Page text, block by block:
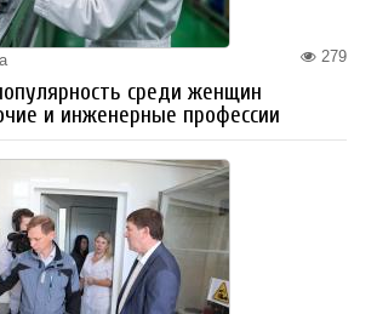
279
среди женщин
и инженерные профессии